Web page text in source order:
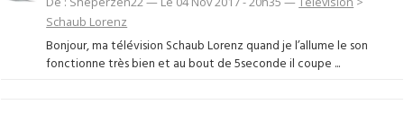
Schaub Lorenz
Bonjour, ma télévision Schaub Lorenz quand je l’allume le son
fonctionne très bien et au bout de 5seconde il coupe ...